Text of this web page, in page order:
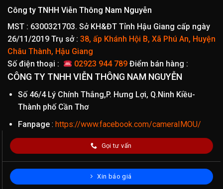
Công ty TNHH Viễn Thông Nam Nguyễn
MST : 6300321703. Sở KH&ĐT Tỉnh Hậu Giang cấp ngày
26/11/2019 Trụ sở : 38, ấp Khánh Hội B, Xã Phú An, Huyện
Châu Thành, Hậu Giang
Số điện thoại :
02923 944 789 Điểm bán hàng :
CÔNG TY TNHH VIỄN THÔNG NAM NGUYỄN
Số 46/4 Lý Chính Thắng,P. Hưng Lợi, Q.Ninh Kiều-
Thành phố Cần Thơ
Fanpage: https://www.facebook.com/cameraIMOU/
Gọi tư vấn
Xin báo giá